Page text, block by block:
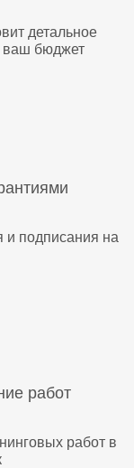
детальное
ваш бюджет
и подписания на
работ
работ в